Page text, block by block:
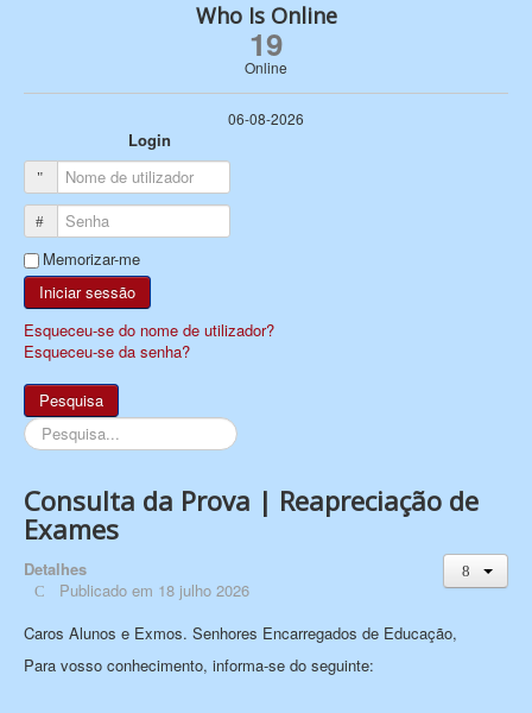
Who Is Online
19
Online
06-08-2026
Login
Nome de utilizador
Senha
Memorizar-me
Iniciar sessão
Esqueceu-se do nome de utilizador?
Esqueceu-se da senha?
Pesquisa
Pesquisa...
Consulta da Prova | Reapreciação de
Exames
Detalhes
Publicado em 18 julho 2026
Caros Alunos e Exmos. Senhores Encarregados de Educação,
Para vosso conhecimento, informa-se do seguinte: